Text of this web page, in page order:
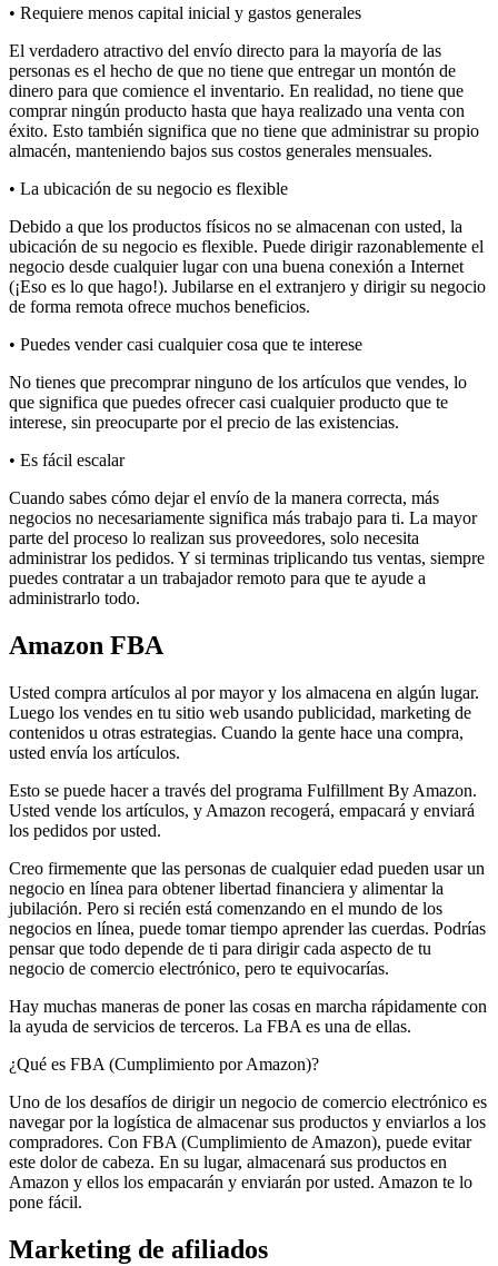
• Requiere menos capital inicial y gastos generales
El verdadero atractivo del envío directo para la mayoría de las
personas es el hecho de que no tiene que entregar un montón de
dinero para que comience el inventario. En realidad, no tiene que
comprar ningún producto hasta que haya realizado una venta con
éxito. Esto también significa que no tiene que administrar su propio
almacén, manteniendo bajos sus costos generales mensuales.
• La ubicación de su negocio es flexible
Debido a que los productos físicos no se almacenan con usted, la
ubicación de su negocio es flexible. Puede dirigir razonablemente el
negocio desde cualquier lugar con una buena conexión a Internet
(¡Eso es lo que hago!). Jubilarse en el extranjero y dirigir su negocio
de forma remota ofrece muchos beneficios.
• Puedes vender casi cualquier cosa que te interese
No tienes que precomprar ninguno de los artículos que vendes, lo
que significa que puedes ofrecer casi cualquier producto que te
interese, sin preocuparte por el precio de las existencias.
• Es fácil escalar
Cuando sabes cómo dejar el envío de la manera correcta, más
negocios no necesariamente significa más trabajo para ti. La mayor
parte del proceso lo realizan sus proveedores, solo necesita
administrar los pedidos. Y si terminas triplicando tus ventas, siempre
puedes contratar a un trabajador remoto para que te ayude a
administrarlo todo.
Amazon FBA
Usted compra artículos al por mayor y los almacena en algún lugar.
Luego los vendes en tu sitio web usando publicidad, marketing de
contenidos u otras estrategias. Cuando la gente hace una compra,
usted envía los artículos.
Esto se puede hacer a través del programa Fulfillment By Amazon.
Usted vende los artículos, y Amazon recogerá, empacará y enviará
los pedidos por usted.
Creo firmemente que las personas de cualquier edad pueden usar un
negocio en línea para obtener libertad financiera y alimentar la
jubilación. Pero si recién está comenzando en el mundo de los
negocios en línea, puede tomar tiempo aprender las cuerdas. Podrías
pensar que todo depende de ti para dirigir cada aspecto de tu
negocio de comercio electrónico, pero te equivocarías.
Hay muchas maneras de poner las cosas en marcha rápidamente con
la ayuda de servicios de terceros. La FBA es una de ellas.
¿Qué es FBA (Cumplimiento por Amazon)?
Uno de los desafíos de dirigir un negocio de comercio electrónico es
navegar por la logística de almacenar sus productos y enviarlos a los
compradores. Con FBA (Cumplimiento de Amazon), puede evitar
este dolor de cabeza. En su lugar, almacenará sus productos en
Amazon y ellos los empacarán y enviarán por usted. Amazon te lo
pone fácil.
Marketing de afiliados